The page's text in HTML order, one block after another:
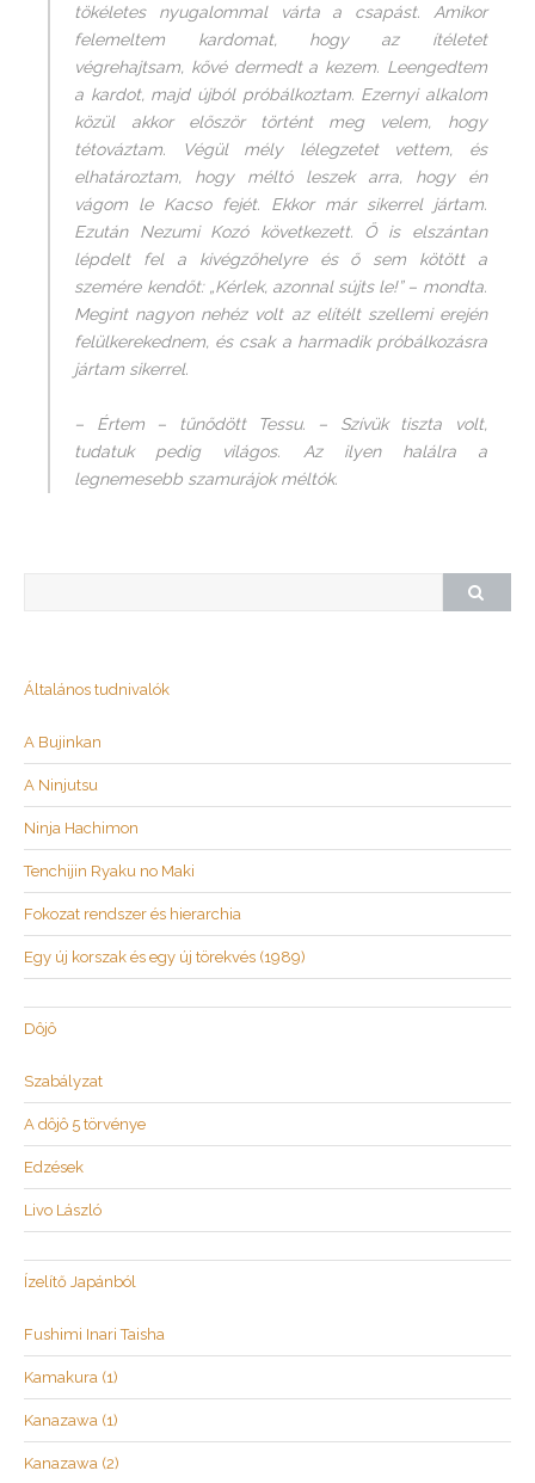
tökéletes nyugalommal várta a csapást. Amikor
felemeltem kardomat, hogy az ítéletet
végrehajtsam, kővé dermedt a kezem. Leengedtem
a kardot, majd újból próbálkoztam. Ezernyi alkalom
közül akkor először történt meg velem, hogy
tétováztam. Végül mély lélegzetet vettem, és
elhatároztam, hogy méltó leszek arra, hogy én
vágom le Kacso fejét. Ekkor már sikerrel jártam.
Ezután Nezumi Kozó következett. Ő is elszántan
lépdelt fel a kivégzőhelyre és ő sem kötött a
szemére kendőt: „Kérlek, azonnal sújts le!” – mondta.
Megint nagyon nehéz volt az elítélt szellemi erején
felülkerekednem, és csak a harmadik próbálkozásra
jártam sikerrel.
– Értem – tűnődött Tessu. – Szívük tiszta volt,
tudatuk pedig világos. Az ilyen halálra a
legnemesebb szamurájok méltók.
Általános tudnivalók
A Bujinkan
A Ninjutsu
Ninja Hachimon
Tenchijin Ryaku no Maki
Fokozat rendszer és hierarchia
Egy új korszak és egy új törekvés (1989)
Dôjô
Szabályzat
A dôjô 5 törvénye
Edzések
Livo László
Ízelítő Japánból
Fushimi Inari Taisha
Kamakura (1)
Kanazawa (1)
Kanazawa (2)